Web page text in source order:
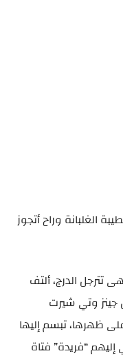
الغلبانة وراح أتجوز
تترجل الدرج، ألتف
جينز وتي شيرت
ظهرها، تبسم إليها
“فريدة” فتاة